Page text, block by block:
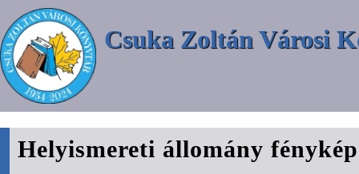
Csuka Zoltán Városi
Helyismereti állomány